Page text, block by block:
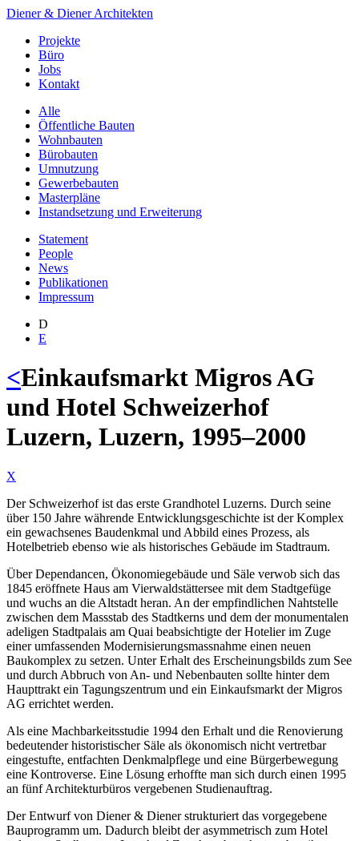
Diener & Diener Architekten
Projekte
Büro
Jobs
Kontakt
Alle
Öffentliche Bauten
Wohnbauten
Bürobauten
Umnutzung
Gewerbebauten
Masterpläne
Instandsetzung und Erweiterung
Statement
People
News
Publikationen
Impressum
D
E
<Einkaufsmarkt Migros AG
und Hotel Schweizerhof
Luzern, Luzern, 1995–2000
X
Der Schweizerhof ist das erste Grandhotel Luzerns. Durch seine
über 150 Jahre währende Entwicklungsgeschichte ist der Komplex
ein gewachsenes Baudenkmal und Abbild eines Prozess, als
Hotelbetrieb ebenso wie als historisches Gebäude im Stadtraum.
Über Dependancen, Ökonomiegebäude und Säle verwob sich das
1845 eröffnete Haus am Vierwaldstättersee mit dem Stadtgefüge
und wuchs an die Altstadt heran. An der empfindlichen Nahtstelle
zwischen dem Massstab des Stadtkerns und dem der monumentalen
adeligen Stadtpalais am Quai beabsichtigte der Hotelier im Zuge
einer umfassenden Modernisierungsmassnahme einen neuen
Baukomplex zu setzen. Unter Erhalt des Erscheinungsbilds zum See
und durch Abbruch von An- und Nebenbauten sollte hinter dem
Haupttrakt ein Tagungszentrum und ein Einkaufsmarkt der Migros
AG errichtet werden.
Als eine Machbarkeitsstudie 1994 den Erhalt und die Renovierung
bedeutender historistischer Säle als ökonomisch nicht vertretbar
eingestufte, entfachten Denkmalpflege und eine Bürgerbewegung
eine Kontroverse. Eine Lösung erhoffte man sich durch einen 1995
an fünf Architekturbüros vergebenen Studienauftrag.
Der Entwurf von Diener & Diener strukturiert das vorgegebene
Bauprogramm um. Dadurch bleibt der asymmetrisch zum Hotel